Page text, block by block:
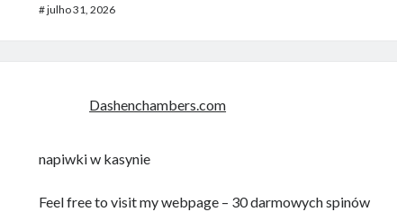
#julho 31, 2026
Dashenchambers.com
napiwki w kasynie
Feel free to visit my webpage – 30 darmowych spinów